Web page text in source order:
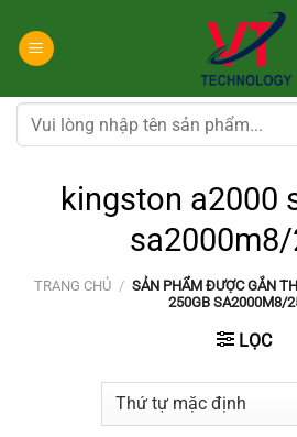
đến
dung
Tìm
kiếm:
kingston a2000
TRANG CHỦ / SẢN PHẨM ĐƯỢC GẮN
250GB SA2000M8/
LỌC